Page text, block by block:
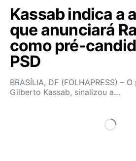
Kassab indica a
que anunciará
como pré-
PSD
BRASÍLIA, DF (FOLHAPRESS) –
Gilberto Kassab, sinalizou a…